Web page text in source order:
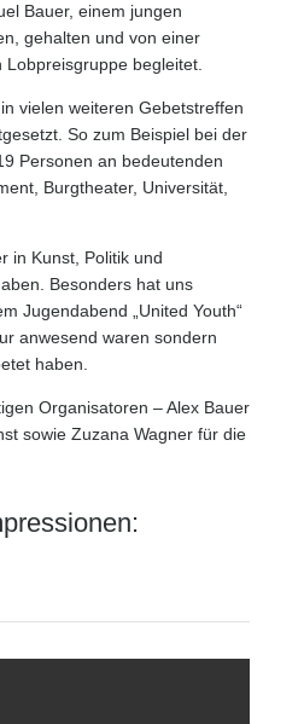
Bauer, einem jungen
gehalten und von einer
begleitet.
vielen weiteren Gebetstreffen
So zum Beispiel bei der
Personen an bedeutenden
Burgtheater, Universität,
in Kunst, Politik und
Besonders hat uns
Jugendabend „United Youth“
anwesend waren sondern
haben.
Organisatoren – Alex Bauer
sowie Zuzana Wagner für die